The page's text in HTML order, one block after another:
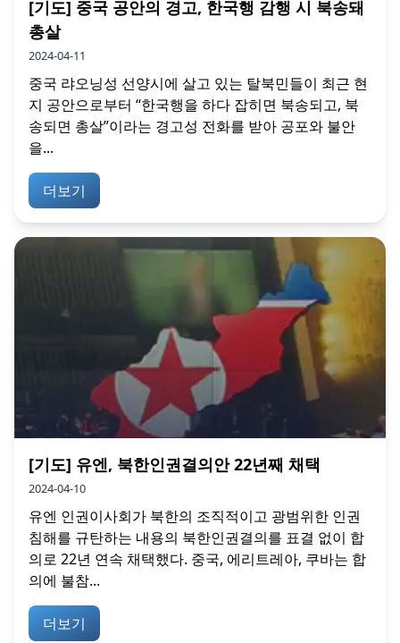
[기도] 중국 공안의 경고, 한국행 감행 시 북송돼
총살
2024-04-11
중국 랴오닝성 선양시에 살고 있는 탈북민들이 최근 현
지 공안으로부터 “한국행을 하다 잡히면 북송되고, 북
송되면 총살”이라는 경고성 전화를 받아 공포와 불안
을...
더보기
[기도] 유엔, 북한인권결의안 22년째 채택
2024-04-10
유엔 인권이사회가 북한의 조직적이고 광범위한 인권
침해를 규탄하는 내용의 북한인권결의를 표결 없이 합
의로 22년 연속 채택했다. 중국, 에리트레아, 쿠바는 합
의에 불참...
더보기